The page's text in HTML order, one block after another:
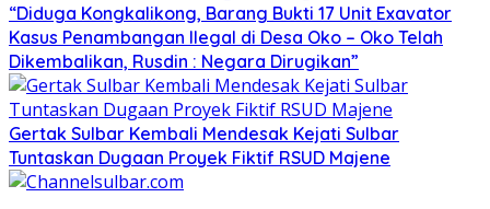
“Diduga Kongkalikong, Barang Bukti 17 Unit Exavator
Kasus Penambangan Ilegal di Desa Oko – Oko Telah
Dikembalikan, Rusdin : Negara Dirugikan”
Gertak Sulbar Kembali Mendesak Kejati Sulbar
Tuntaskan Dugaan Proyek Fiktif RSUD Majene